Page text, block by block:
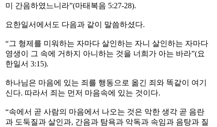
미 간음하였느니라”(마태복음 5:27-28).
요한일서에서도 다음과 같이 말씀하셨다.
“그 형제를 미워하는 자마다 살인하는 자니 살인하는 자마다
영생이 그 속에 거하지 아니하는 것을 너희가 아는 바라”(요
한일서 3:15).
하나님은 마음에 있는 죄를 행동으로 옮긴 죄와 똑같이 여기
신다. 따라서 죄는 먼저 마음속에 있는 것이다.
“속에서 곧 사람의 마음에서 나오는 것은 악한 생각 곧 음란
과 도둑질과 살인과, 간음과 탐욕과 악독과 속임과 음탕과 질